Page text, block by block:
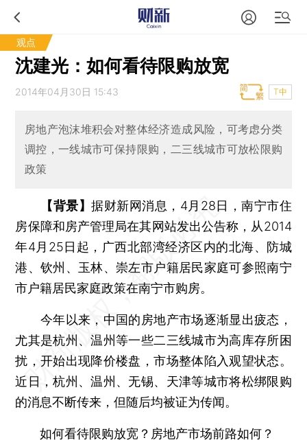
观点
沈建光：如何看待限购放宽
2014年04月30日 15:43 T中
房地产泡沫堆积会对整体经济造成风险，可考虑分类
调控，一线城市可保持限购，二三线城市可放松限购
政策
【背景】据财新网消息，4月28日，南宁市住
房保障和房产管理局在其网站发出公告称，从2014
年4月25日起，广西北部湾经济区内的北海、防城
港、钦州、玉林、崇左市户籍居民家庭可参照南宁
市户籍居民家庭政策在南宁市购房。
今年以来，中国的房地产市场逐渐显出疲态，
尤其是杭州、温州等一些二三线城市为高库存所困
扰，开始出现降价楼盘，市场整体陷入观望状态。
近日，杭州、温州、无锡、天津等城市将松绑限购
的消息不断传来，但随后均被证为传闻。
如何看待限购放宽？房地产市场前路如何？